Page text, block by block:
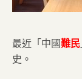
最近「中國難民
史。